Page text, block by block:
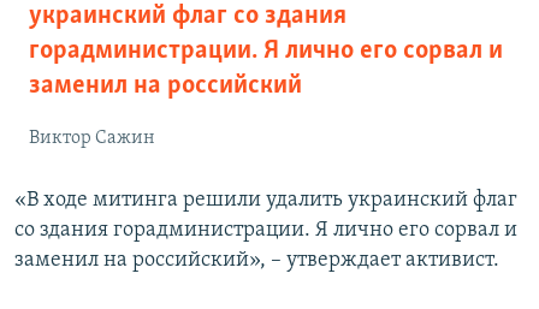
украинский флаг со здания
горадминистрации. Я лично его сорвал и
заменил на российский
Виктор Сажин
«В ходе митинга решили удалить украинский флаг
со здания горадминистрации. Я лично его сорвал и
заменил на российский», – утверждает активист.